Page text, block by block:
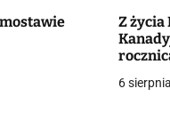
Z życia
6